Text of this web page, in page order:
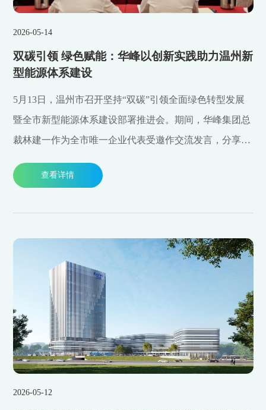
2026-05-14
双碳引领 绿色赋能：华峰以创新实践助力温州新
型能源体系建设
5月13日，温州市召开坚持“双碳”引领全面绿色转型发展
暨全市新型能源体系建设部署推进会。期间，华峰集团总
裁林建一作为全市唯一企业代表受邀作交流发言，分享企
展的责任与担当。
查看详情
2026-05-12